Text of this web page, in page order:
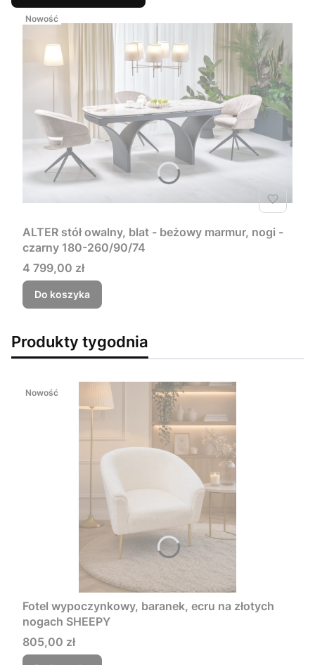
Nowość
ALTER stół owalny, blat - beżowy marmur, nogi -
czarny 180-260/90/74
Cena
4 799,00 zł
Do koszyka
Produkty tygodnia
Nowość
Fotel wypoczynkowy, baranek, ecru na złotych
nogach SHEEPY
Cena
805,00 zł